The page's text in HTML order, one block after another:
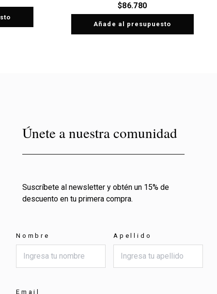
$86.780
Añade al presupuesto
Únete a nuestra comunidad
Suscríbete al newsletter y obtén un 15% de
descuento en tu primera compra.
Nombre Apellido
Email